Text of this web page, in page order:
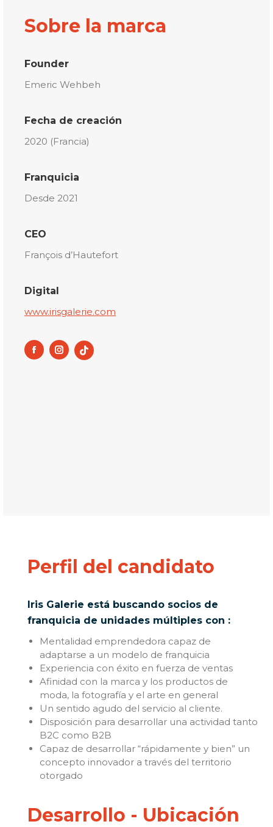
Sobre la marca
Founder
Emeric Wehbeh
Fecha de creación
2020 (Francia)
Franquicia
Desde 2021
CEO
François d’Hautefort
Digital
www.irisgalerie.com
Perfil del candidato
Iris Galerie está buscando socios de
franquicia de unidades múltiples con :
Mentalidad emprendedora capaz de
adaptarse a un modelo de franquicia
Experiencia con éxito en fuerza de ventas
Afinidad con la marca y los productos de
moda, la fotografía y el arte en general
Un sentido agudo del servicio al cliente.
Disposición para desarrollar una actividad tanto
B2C como B2B
Capaz de desarrollar “rápidamente y bien” un
concepto innovador a través del territorio
otorgado
Desarrollo - Ubicación